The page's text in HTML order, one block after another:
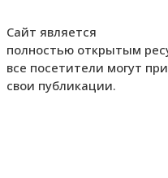
Сайт является
полностью открытым
все посетители могут
свои публикации.